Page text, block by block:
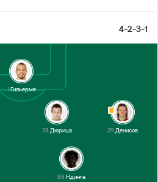
4-2-3-1
1Гильерме
29 Денисов
28 Дюрица
88Ндинга